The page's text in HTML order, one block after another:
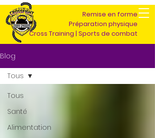
Remise en forme
Préparation physique
Cross Training | Sports de combat
Blog
Tous
Santé
Alimentation
Tous